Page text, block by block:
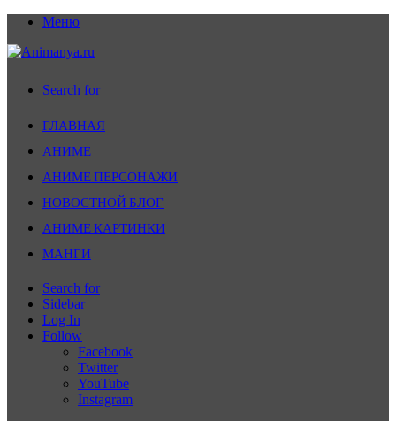
Меню
Search for
ГЛАВНАЯ
АНИМЕ
АНИМЕ ПЕРСОНАЖИ
НОВОСТНОЙ БЛОГ
АНИМЕ КАРТИНКИ
МАНГИ
Search for
Sidebar
Log In
Follow
Facebook
Twitter
YouTube
Instagram